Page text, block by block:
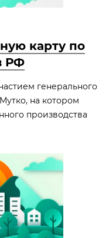
карту по
РФ
генерального
на котором
производства